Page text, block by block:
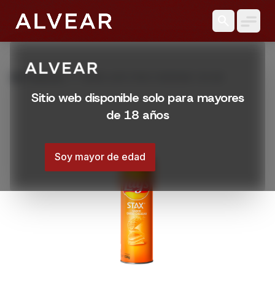
Sitio web disponible solo para mayores
de 18 años
Soy mayor de edad
Productos PAPAS LAYS STAX CHEDDAR 134 GR